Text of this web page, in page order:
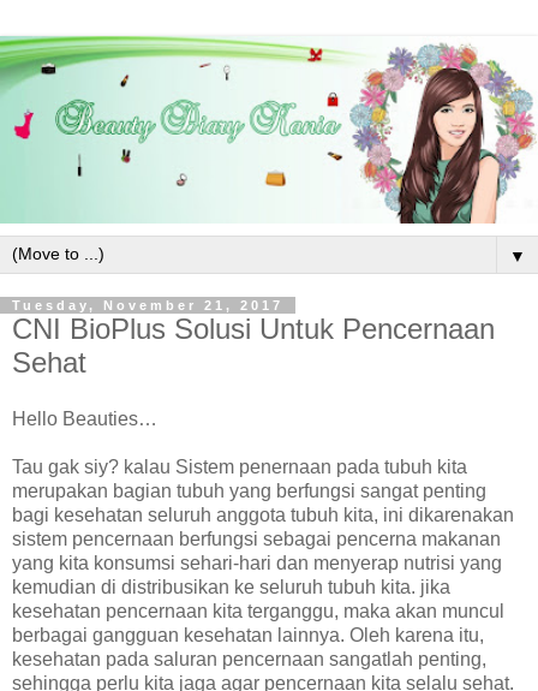
▼
Tuesday, November 21, 2017
CNI BioPlus Solusi Untuk Pencernaan
Sehat
Hello Beauties…
Tau gak siy? kalau Sistem penernaan pada tubuh kita
merupakan bagian tubuh yang berfungsi sangat penting
bagi kesehatan seluruh anggota tubuh kita, ini dikarenakan
sistem pencernaan berfungsi sebagai pencerna makanan
yang kita konsumsi sehari-hari dan menyerap nutrisi yang
kemudian di distribusikan ke seluruh tubuh kita. jika
kesehatan pencernaan kita terganggu, maka akan muncul
berbagai gangguan kesehatan lainnya. Oleh karena itu,
kesehatan pada saluran pencernaan sangatlah penting,
sehingga perlu kita jaga agar pencernaan kita selalu sehat.